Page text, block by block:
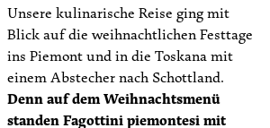
Unsere kulinarische Reise ging mit
Blick auf die weihnachtlichen Festtage
ins Piemont und in die Toskana mit
einem Abstecher nach Schottland.
Denn auf dem Weihnachtsmenü
standen Fagottini piemontesi mit